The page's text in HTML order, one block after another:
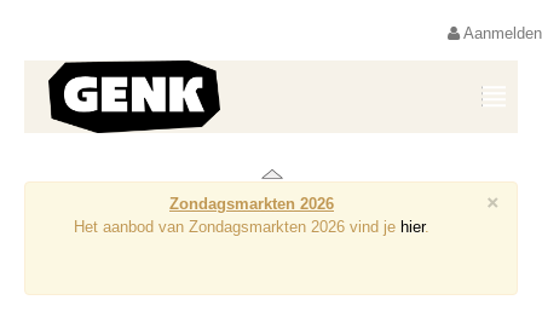
Aanmelden
×
Zondagsmarkten 2026
Het aanbod van Zondagsmarkten 2026 vind je hier.